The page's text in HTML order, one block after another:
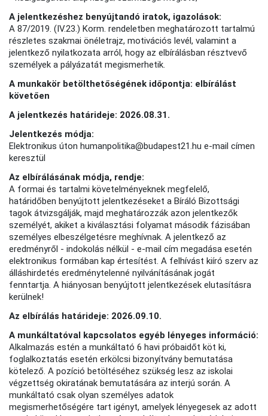
A jelentkezéshez benyújtandó iratok, igazolások:
A 87/2019. (IV.23.) Korm. rendeletben meghatározott tartalmú
részletes szakmai önéletrajz, motivációs levél, valamint a
jelentkező nyilatkozata arról, hogy az elbírálásban résztvevő
személyek a pályázatát megismerhetik.
A munkakör betölthetőségének időpontja: elbírálást
követően
A jelentkezés határideje: 2026.08.31.
Jelentkezés módja:
Elektronikus úton humanpolitika@budapest21.hu e-mail címen
keresztül
Az elbírálásának módja, rendje:
A formai és tartalmi követelményeknek megfelelő,
határidőben benyújtott jelentkezéseket a Bíráló Bizottsági
tagok átvizsgálják, majd meghatározzák azon jelentkezők
személyét, akiket a kiválasztási folyamat második fázisában
személyes elbeszélgetésre meghívnak. A jelentkező az
eredményről - indokolás nélkül - e-mail cím megadása esetén
elektronikus formában kap értesítést. A felhívást kiíró szerv az
álláshirdetés eredménytelenné nyilvánításának jogát
fenntartja. A hiányosan benyújtott jelentkezések elutasításra
kerülnek!
Az elbírálás határideje: 2026.09.10.
A munkáltatóval kapcsolatos egyéb lényeges információ:
Alkalmazás estén a munkáltató 6 havi próbaidőt köt ki,
foglalkoztatás esetén erkölcsi bizonyítvány bemutatása
kötelező. A pozíció betöltéséhez szükség lesz az iskolai
végzettség okiratának bemutatására az interjú során. A
munkáltató csak olyan személyes adatok
megismerhetőségére tart igényt, amelyek lényegesek az adott